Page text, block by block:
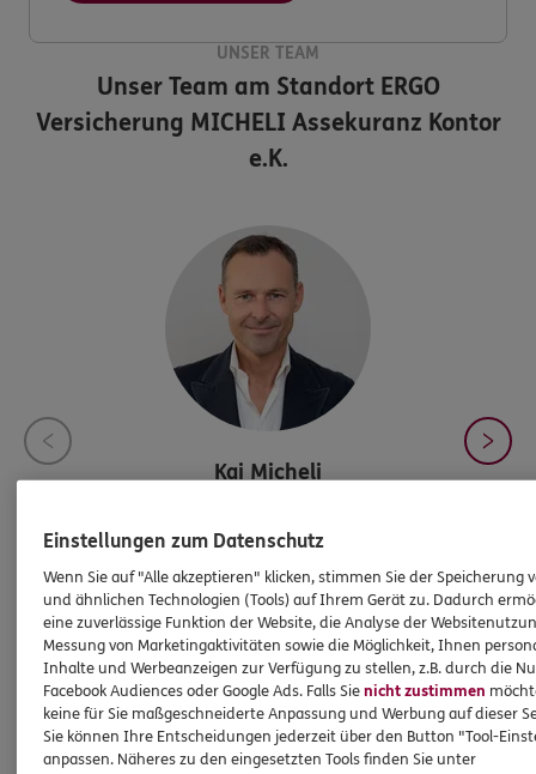
UNSER TEAM
Unser Team am StandortERGO
Versicherung MICHELI Assekuranz Kontor
e.K.
Kai Micheli
Tel: 030/896090-0
info@micheli-assekuranz.de
Einstellungen zum Datenschutz
Wenn Sie auf "Alle akzeptieren" klicken, stimmen Sie der Speicherung
und ähnlichen Technologien (Tools) auf Ihrem Gerät zu. Dadurch
eine zuverlässige Funktion der Website, die Analyse der
Messung von Marketingaktivitäten sowie die Möglichkeit, Ihnen
Inhalte und Werbeanzeigen zur Verfügung zu stellen, z.B. durch die
Facebook Audiences oder Google Ads. Falls Sienicht zustimmen
keine für Sie maßgeschneiderte Anpassung und Werbung auf dieser
Sie können Ihre Entscheidungen jederzeit über den Button "Tool-
anpassen. Näheres zu den eingesetzten Tools finden Sie unter